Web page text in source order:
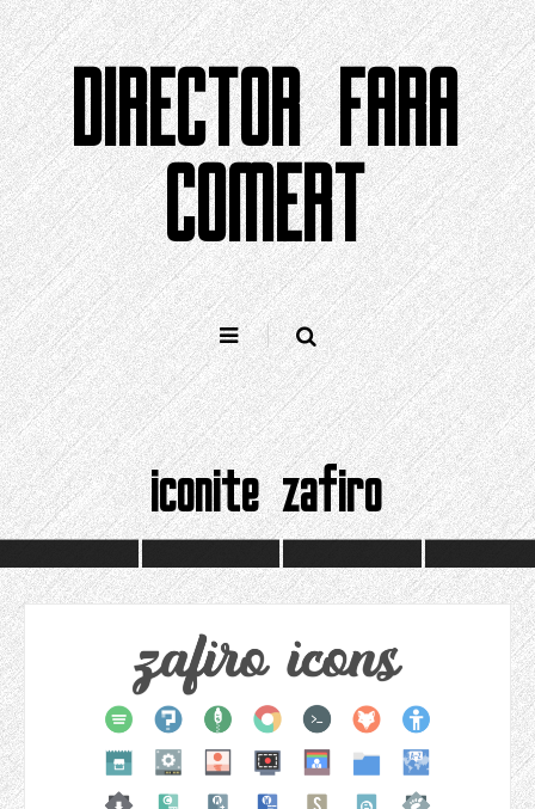
Sari
la
conținut
DIRECTOR FARA
COMERT
iconite zafiro